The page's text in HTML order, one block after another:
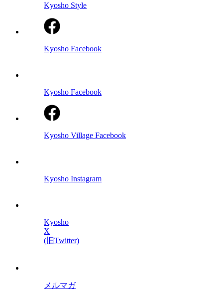
Kyosho Style
Kyosho Facebook
Kyosho Facebook
Kyosho Village Facebook
Kyosho Instagram
Kyosho
X
(旧Twitter)
メルマガ